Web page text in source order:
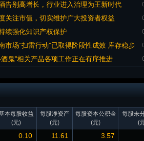
告别高增长，行业进入治理为王新时代
关注市值，切实维护广大投资者权益
续强化知识产权保护
市场“扫雷行动”已取得阶段性成效 库存稳步
鬼”相关产品各项工作正在有序推进
本每股收益
(元)
每股净资产
(元)
每股资本公积金
(元)
每股未
(
0.10 11.61 3.57